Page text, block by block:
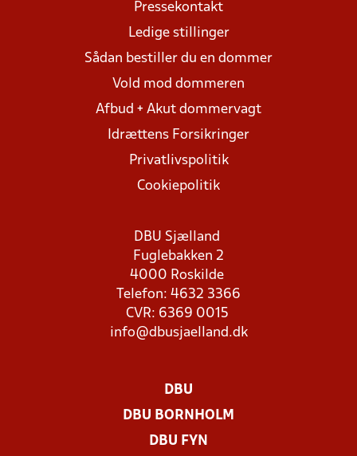
Pressekontakt
Ledige stillinger
Sådan bestiller du en dommer
Vold mod dommeren
Afbud + Akut dommervagt
Idrættens Forsikringer
Privatlivspolitik
Cookiepolitik
DBU Sjælland
Fuglebakken 2
4000 Roskilde
Telefon: 4632 3366
CVR: 6369 0015
info@dbusjaelland.dk
DBU
DBU BORNHOLM
DBU FYN